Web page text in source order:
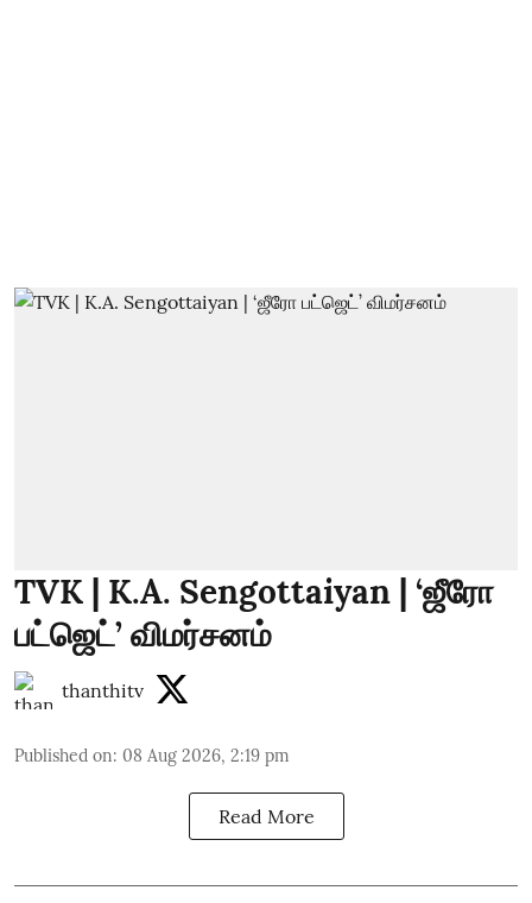
TVK | K.A. Sengottaiyan | ‘ஜீரோ
பட்ஜெட்’ விமர்சனம்
thanthitv
Published on: 08 Aug 2026, 2:19 pm
Read More